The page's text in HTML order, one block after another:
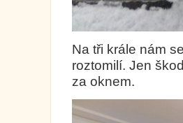
Na tři krále nám
roztomilí. Jen
za oknem.